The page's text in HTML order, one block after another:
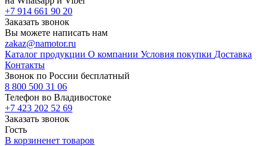
+7 914 661 90 20
Заказать звонок
Вы можете написать нам
zakaz@namotor.ru
Каталог продукции О компании Условия покупки Доставка
Контакты
Звонок по России бесплатный
8 800 500 31 06
Телефон во Владивостоке
+7 423 202 52 69
Заказать звонок
Гость
В корзиненет товаров